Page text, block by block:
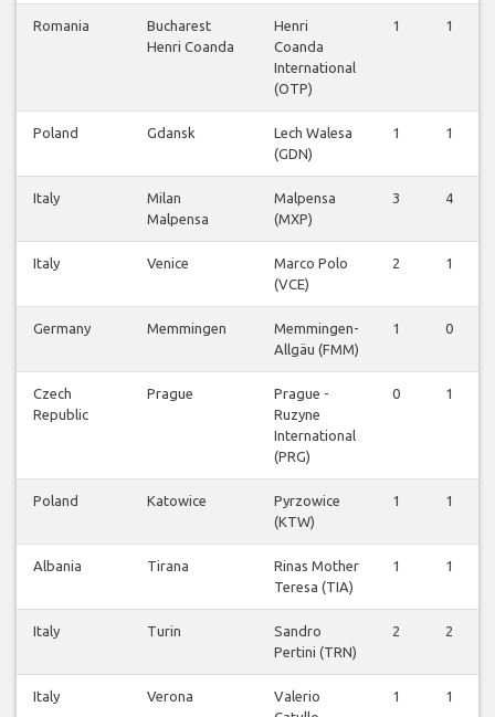
Romania
Bucharest
Henri Coanda
Henri
Coanda
International
(OTP)
1 1
Poland Gdansk
Lech Walesa
(GDN)
1 1
Italy
Milan
Malpensa
Malpensa
(MXP)
3 4
Italy Venice
Marco Polo
(VCE)
2 1
Germany Memmingen
Memmingen-
Allgäu (FMM)
1 0
Czech
Republic
Prague
Prague -
Ruzyne
International
(PRG)
0 1
Poland Katowice
Pyrzowice
(KTW)
1 1
Albania Tirana
Rinas Mother
Teresa (TIA)
1 1
Italy Turin
Sandro
Pertini (TRN)
2 2
Italy Verona
Valerio
1 1